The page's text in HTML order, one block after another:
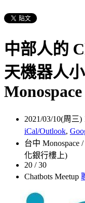
中部人的
天機器人
Monospace
2021/03/10(周三)
iCal/Outlook,
台中
化銀行樓上)
20 / 30
Chatbots Meetup